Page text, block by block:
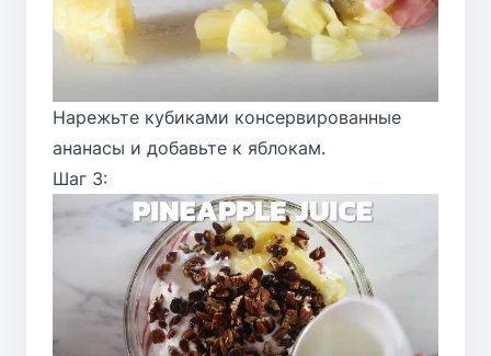
Нарежьте кубиками консервированные
ананасы и добавьте к яблокам.
Шаг 3: